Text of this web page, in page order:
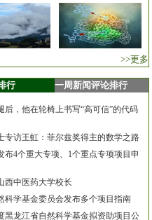
>>更多
行 一周新闻评论排行
后，他在轮椅上书写“高可信”的代码
专访王虹：菲尔兹奖得主的数学之路
布4个重大专项、1个重点专项项目申
西中医药大学校长
科学基金委员会发布多个项目指南
黑龙江省自然科学基金拟资助项目公